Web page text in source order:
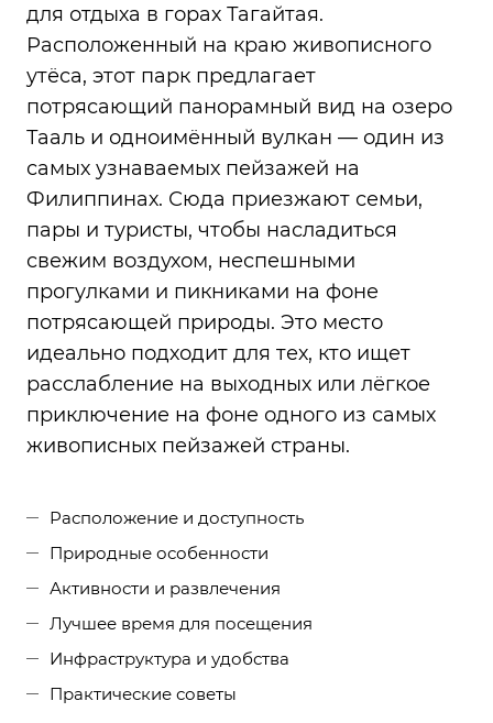
для отдыха в горах Тагайтая.
Расположенный на краю живописного
утёса, этот парк предлагает
потрясающий панорамный вид на озеро
Тааль и одноимённый вулкан — один из
самых узнаваемых пейзажей на
Филиппинах. Сюда приезжают семьи,
пары и туристы, чтобы насладиться
свежим воздухом, неспешными
прогулками и пикниками на фоне
потрясающей природы. Это место
идеально подходит для тех, кто ищет
расслабление на выходных или лёгкое
приключение на фоне одного из самых
живописных пейзажей страны.
Расположение и доступность
Природные особенности
Активности и развлечения
Лучшее время для посещения
Инфраструктура и удобства
Практические советы